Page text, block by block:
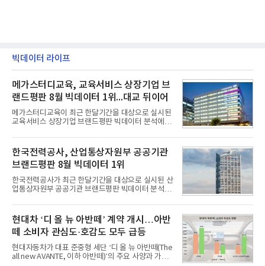
빅데이터 라이프
메가스터디교육, 교육서비스 상장기업 브
랜드평판 8월 빅데이터 1위...대교 뒤이어
메가스터디교육이 최근 한달기간을 대상으로 실시된
교육서비스 상장기업 브랜드평판 빅데이터 분석에서
일 한국기업평판연구소(소장 구창환)는 국내 교육서
비스 상장기업 브랜드를 대상으로 지난 7월 7일부터
8월 7일까지 수집된 소비자 빅데이터 10,074,233건
을 분석한 결과, 메가스터디교육이 브랜드평판지수
1,710,926을 기록하며 8월 1위에 올랐다고 밝혔다.
분석에 활용된 빅데이터는 지난 7월(9,491,206건) 대
비 6.14% 증가한 수치로, 교육서비스 상장기업 브랜
디교육, 대교, 디지
한국전력공사, 산업통상자원부 공공기관
브랜드평판 8월 빅데이터 1위
한국전력공사가 최근 한달기간을 대상으로 실시된 산
업통상자원부 공공기관 브랜드평판 빅데이터 분석에
이 순으로 뒤를 이었다.7일 한국기업평판연구소(소장
구창환)는 산업통상자원부 공공기관 41개 브랜드를
대상으로 지난 7월 7일부터 8월 7일까지 수집된 소비
자 빅데이터 91,102,549건을 분석한 결과, 한국전력
공사가 브랜드평판지수 10,670,633을 기록하며 8월
1위에 올랐다고 밝혔다. 분석에 활용된 빅데이터는 지
난 7월(88,893,823건) 대비 2.48% 증가한 수치다.연
현대차 ‘디 올 뉴 아반떼’ 계약 개시…아반
떼 소비자 관심도·호감도 모두 급등
현대자동차가 대표 준중형 세단 ‘디 올 뉴 아반떼(The
all new AVANTE, 이하 아반떼)’의 주요 사양과 가격